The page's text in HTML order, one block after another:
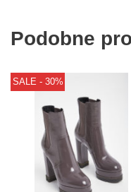
Podobne
SALE - 30%